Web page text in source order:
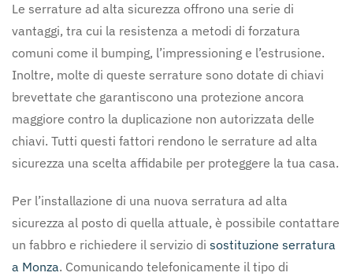
Le serrature ad alta sicurezza offrono una serie di
vantaggi, tra cui la resistenza a metodi di forzatura
comuni come il bumping, l’impressioning e l’estrusione.
Inoltre, molte di queste serrature sono dotate di chiavi
brevettate che garantiscono una protezione ancora
maggiore contro la duplicazione non autorizzata delle
chiavi. Tutti questi fattori rendono le serrature ad alta
sicurezza una scelta affidabile per proteggere la tua casa.
Per l’installazione di una nuova serratura ad alta
sicurezza al posto di quella attuale, è possibile contattare
un fabbro e richiedere il servizio di sostituzione serratura
a Monza. Comunicando telefonicamente il tipo di